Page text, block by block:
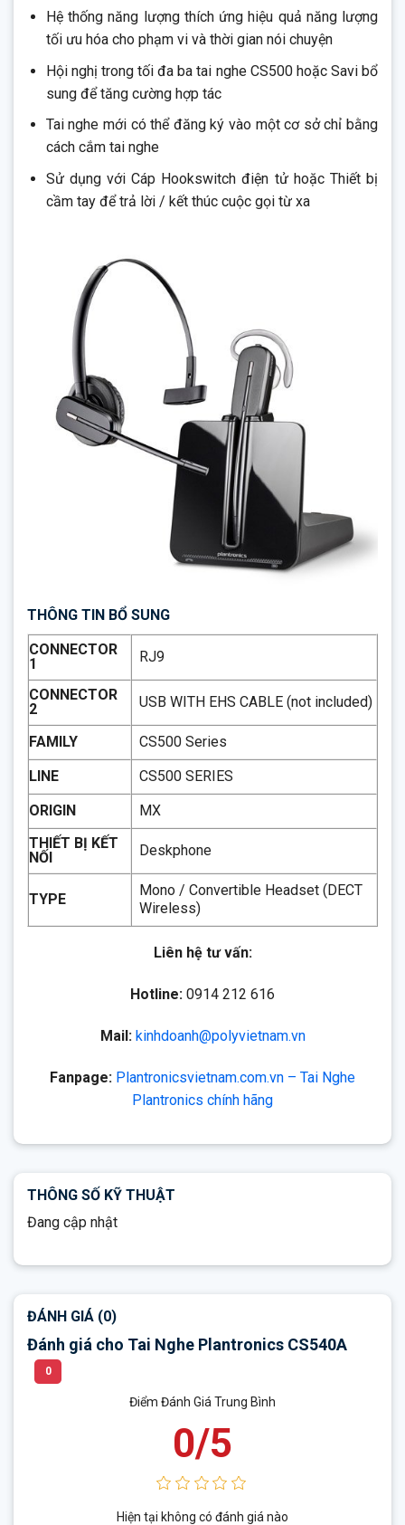
Hệ thống năng lượng thích ứng hiệu quả năng lượng
tối ưu hóa cho phạm vi và thời gian nói chuyện
Hội nghị trong tối đa ba tai nghe CS500 hoặc Savi bổ
sung để tăng cường hợp tác
Tai nghe mới có thể đăng ký vào một cơ sở chỉ bằng
cách cắm tai nghe
Sử dụng với Cáp Hookswitch điện tử hoặc Thiết bị
cầm tay để trả lời / kết thúc cuộc gọi từ xa
THÔNG TIN BỔ SUNG
CONNECTOR
1
RJ9
CONNECTOR
2
USB WITH EHS CABLE (not included)
FAMILY
CS500 Series
LINE
CS500 SERIES
ORIGIN
MX
THIẾT BỊ KẾT
NỐI
Deskphone
TYPE
Mono / Convertible Headset (DECT
Wireless)
Liên hệ tư vấn:
Hotline: 0914 212 616
Mail: kinhdoanh@polyvietnam.vn
Fanpage: Plantronicsvietnam.com.vn – Tai Nghe
Plantronics chính hãng
THÔNG SỐ KỸ THUẬT
Đang cập nhật
ĐÁNH GIÁ (0)
Đánh giá cho Tai Nghe Plantronics CS540A
0
Điểm Đánh Giá Trung Bình
0/5
Hiện tại không có đánh giá nào